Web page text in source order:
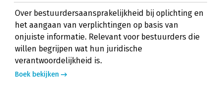
Over bestuurdersaansprakelijkheid bij oplichting en
het aangaan van verplichtingen op basis van
onjuiste informatie. Relevant voor bestuurders die
willen begrijpen wat hun juridische
verantwoordelijkheid is.
Boek bekijken